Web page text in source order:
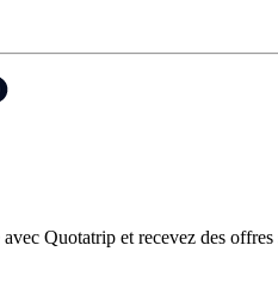
Quotatrip et recevez des